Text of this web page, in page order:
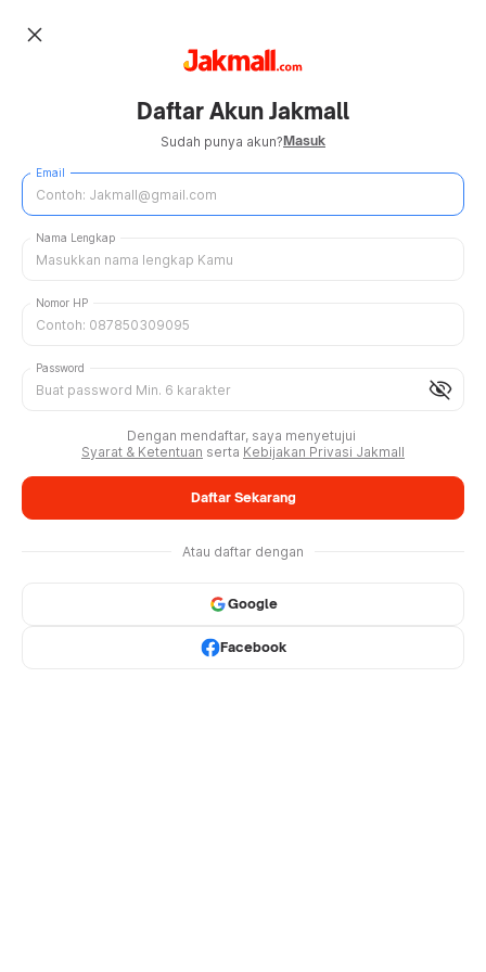
close
Daftar Akun Jakmall
Sudah punya akun?Masuk
Email
Nama Lengkap
Nomor HP
visibility_off
Password
Dengan mendaftar, saya menyetujui
Syarat & Ketentuan serta Kebijakan Privasi Jakmall
Daftar Sekarang
Atau daftar dengan
Google
Facebook